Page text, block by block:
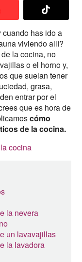
has ido a
viviendo allí?
la cocina, no
o el horno y,
que suelan tener
grasa,
entrar por el
que es hora de
cómo
de la cocina.
cocina
la nevera
un lavavajillas
la lavadora